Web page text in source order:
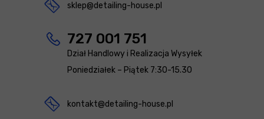
sklep@detailing-house.pl
727 001 751
Dział Handlowy i Realizacja Wysyłek
Poniedziałek – Piątek 7:30-15.30
kontakt@detailing-house.pl